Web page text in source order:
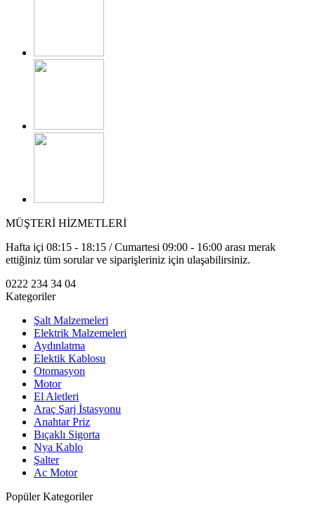
MÜŞTERİ HİZMETLERİ
Hafta içi 08:15 - 18:15 / Cumartesi 09:00 - 16:00 arası merak
ettiğiniz tüm sorular ve siparişleriniz için ulaşabilirsiniz.
0222 234 34 04
Kategoriler
Şalt Malzemeleri
Elektrik Malzemeleri
Aydınlatma
Elektik Kablosu
Otomasyon
Motor
El Aletleri
Araç Şarj İstasyonu
Anahtar Priz
Bıçaklı Sigorta
Nya Kablo
Şalter
Ac Motor
Popüler Kategoriler